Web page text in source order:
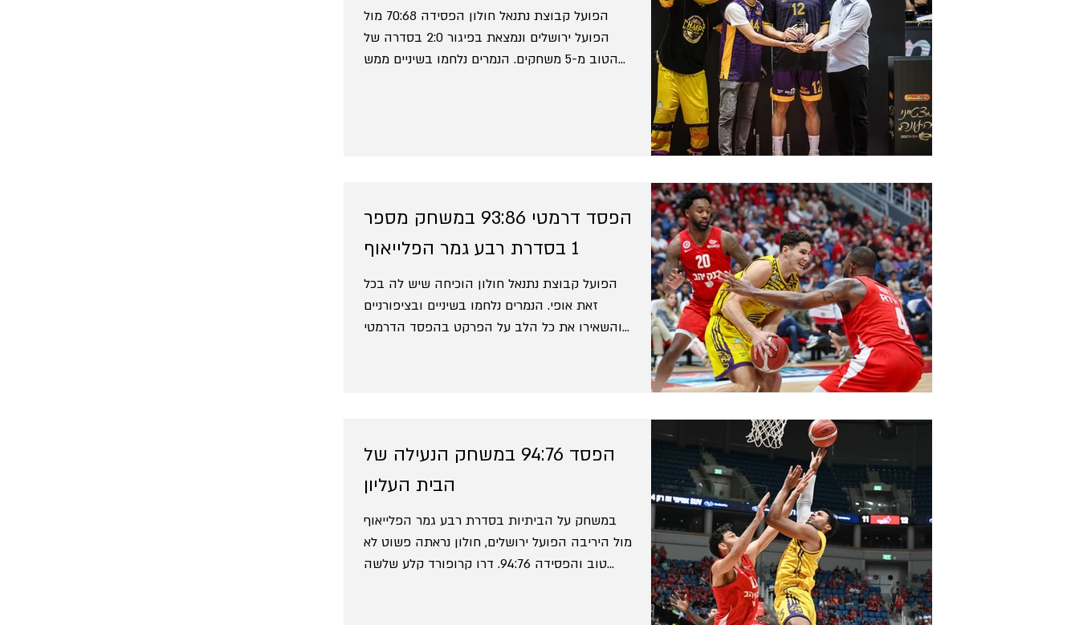
הפועל קבוצת נתנאל חולון הפסידה 70:68 מול
הפועל ירושלים ונמצאת בפיגור 2:0 בסדרה של
הטוב מ-5 משחקים. הנמרים נלחמו בשיניים ממש
הפסד דרמטי 93:86 במשחק מספר
1 בסדרת רבע גמר הפלייאוף
הפועל קבוצת נתנאל חולון הוכיחה שיש לה בכל
זאת אופי. הנמרים נלחמו בשיניים ובציפורניים
והשאירו את כל הלב על הפרקט בהפסד הדרמטי
הפסד 94:76 במשחק הנעילה של
הבית העליון
במשחק על הביתיות בסדרת רבע גמר הפלייאוף
מול היריבה הפועל ירושלים, חולון נראתה פשוט לא
טוב והפסידה 94:76. דרו קרופורד קלע שלשה